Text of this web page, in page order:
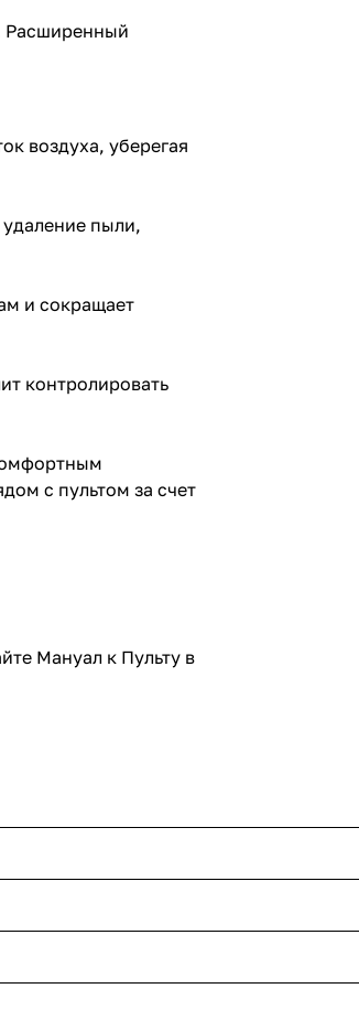
Расширенный
воздуха, уберегая
пыли,
и сокращает
контролировать
с пультом за счет
Мануал к Пульту в